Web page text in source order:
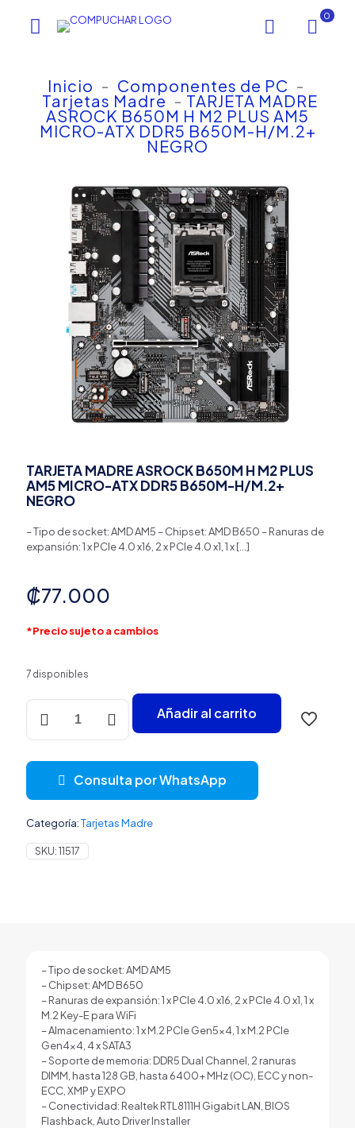
0
Inicio - Componentes de PC -
Tarjetas Madre - TARJETA MADRE
ASROCK B650M H M2 PLUS AM5
MICRO-ATX DDR5 B650M-H/M.2+
NEGRO
TARJETA MADRE ASROCK B650M H M2 PLUS
AM5 MICRO-ATX DDR5 B650M-H/M.2+
NEGRO
– Tipo de socket: AMD AM5 – Chipset: AMD B650 – Ranuras de
expansión: 1 x PCIe 4.0 x16, 2 x PCIe 4.0 x1, 1 x[…]
₡77.000
*Precio sujeto a cambios
7 disponibles
TARJETA
ASROCK
H
PLUS
MICRO-
ATX
DDR5
Añadir al carrito
Consulta por WhatsApp
Categoría:Tarjetas Madre
SKU:11517
– Tipo de socket: AMD AM5
– Chipset: AMD B650
– Ranuras de expansión: 1 x PCIe 4.0 x16, 2 x PCIe 4.0 x1, 1 x
M.2 Key-E para WiFi
– Almacenamiento: 1 x M.2 PCIe Gen5x4, 1 x M.2 PCIe
Gen4x4, 4 x SATA3
– Soporte de memoria: DDR5 Dual Channel, 2 ranuras
DIMM, hasta 128 GB, hasta 6400+ MHz (OC), ECC y non-
ECC, XMP y EXPO
– Conectividad: Realtek RTL8111H Gigabit LAN, BIOS
Flashback, Auto Driver Installer